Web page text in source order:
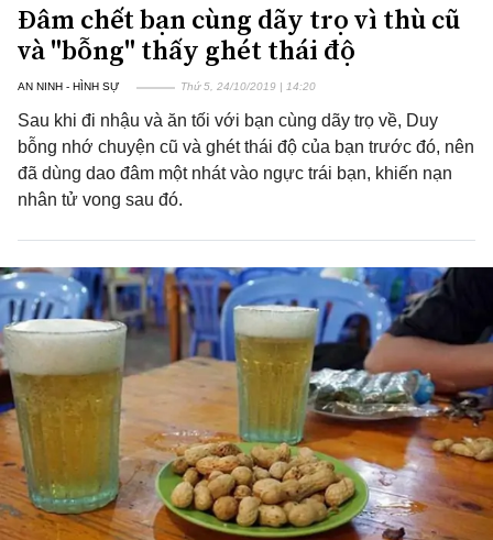
Đâm chết bạn cùng dãy trọ vì thù cũ
và "bỗng" thấy ghét thái độ
AN NINH - HÌNH SỰ Thứ 5, 24/10/2019 | 14:20
Sau khi đi nhậu và ăn tối với bạn cùng dãy trọ về, Duy
bỗng nhớ chuyện cũ và ghét thái độ của bạn trước đó, nên
đã dùng dao đâm một nhát vào ngực trái bạn, khiến nạn
nhân tử vong sau đó.